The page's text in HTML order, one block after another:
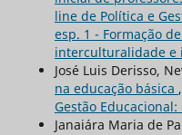
line de Política e
esp. 1 - Formação
interculturalidade e
José Luis Derisso,
na educação básica ,
Gestão
Janaiára Maria de